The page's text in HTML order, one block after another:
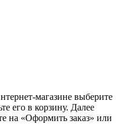
магазине выберите
его в корзину. Далее
на «Оформить заказ» или